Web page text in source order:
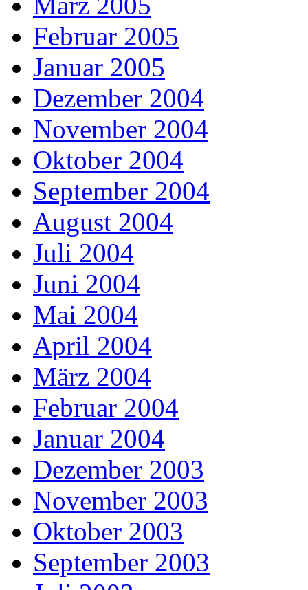
Februar 2005
Januar 2005
Dezember 2004
November 2004
Oktober 2004
September 2004
August 2004
Juli 2004
Juni 2004
Mai 2004
April 2004
März 2004
Februar 2004
Januar 2004
Dezember 2003
November 2003
Oktober 2003
September 2003